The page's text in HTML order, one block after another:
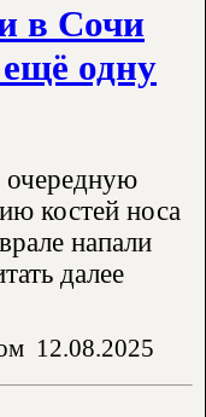
в Сочи
одну
очередную
костей носа
напали
далее
12.08.2025